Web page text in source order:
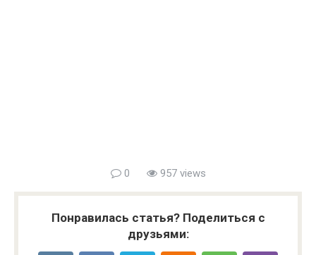
0 957 views
Понравилась статья? Поделиться с
друзьями: